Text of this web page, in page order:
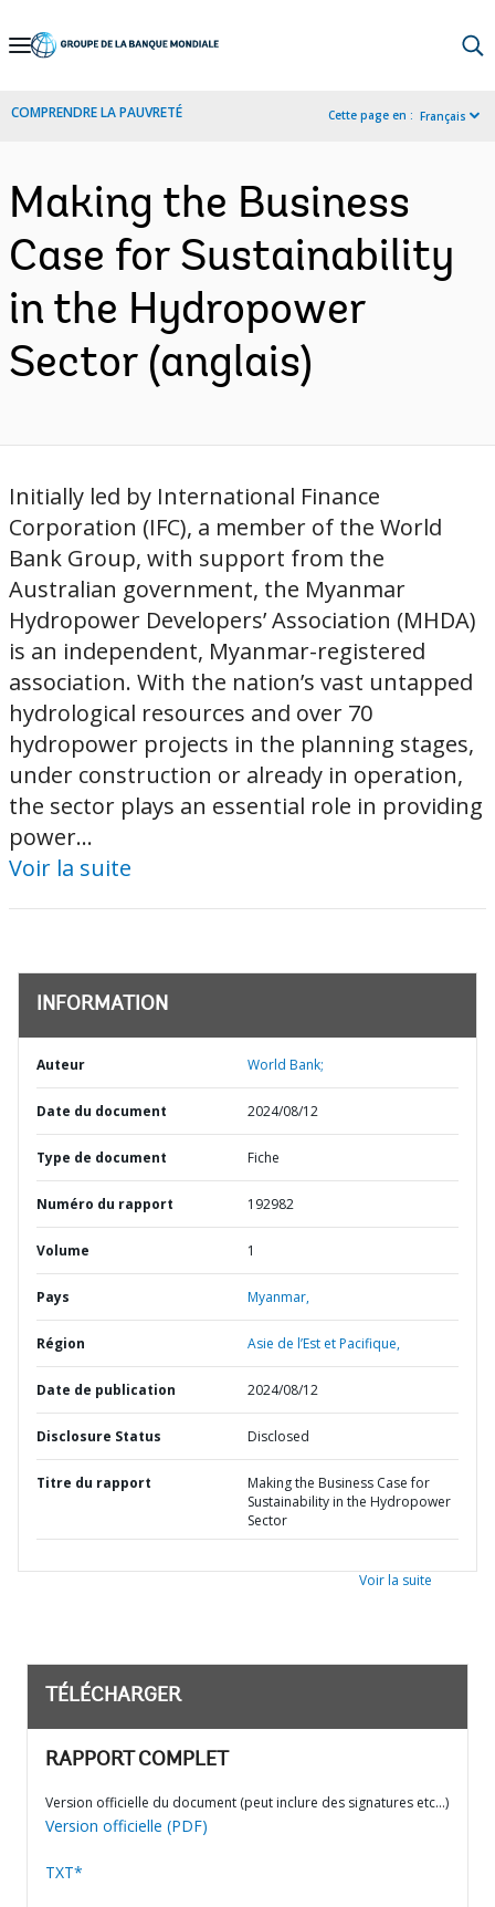
Skip
Navigation
COMPRENDRE LA PAUVRETÉ Cette page en : Français
Making the Business
Case for Sustainability
in the Hydropower
Sector (anglais)
Initially led by International Finance
Corporation (IFC), a member of the World
Bank Group, with support from the
Australian government, the Myanmar
Hydropower Developers’ Association (MHDA)
is an independent, Myanmar-registered
association. With the nation’s vast untapped
hydrological resources and over 70
hydropower projects in the planning stages,
under construction or already in operation,
the sector plays an essential role in providing
power...
Voir la suite
INFORMATION
Auteur World Bank;
Date du document 2024/08/12
Type de document Fiche
Numéro du rapport 192982
Volume 1
Pays Myanmar,
Région Asie de l’Est et Pacifique,
Date de publication 2024/08/12
Disclosure Status Disclosed
Titre du rapport
Making the Business Case for
Sustainability in the Hydropower
Sector
Voir la suite
TÉLÉCHARGER
RAPPORT COMPLET
Version officielle du document (peut inclure des signatures etc…)
Version officielle (PDF)
TXT*